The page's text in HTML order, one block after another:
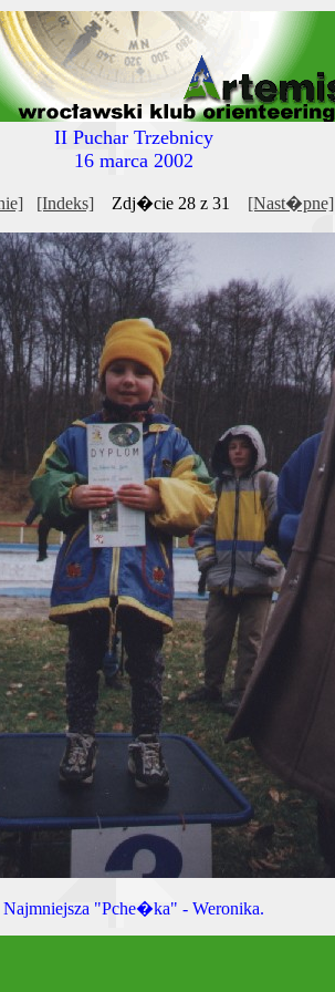
II Puchar Trzebnicy
16 marca 2002
[Indeks]Zdj�cie 28 z 31 [Nast�pne]
Najmniejsza "Pche�ka" - Weronika.